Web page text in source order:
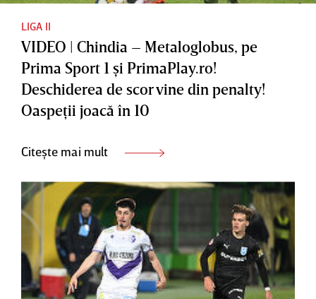
LIGA II
VIDEO | Chindia – Metaloglobus, pe
Prima Sport 1 şi PrimaPlay.ro!
Deschiderea de scor vine din penalty!
Oaspeţii joacă în 10
Citește mai mult